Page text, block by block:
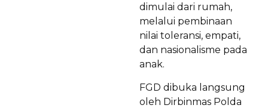
dimulai dari rumah,
melalui pembinaan
nilai toleransi, empati,
dan nasionalisme pada
anak.
FGD dibuka langsung
oleh Dirbinmas Polda